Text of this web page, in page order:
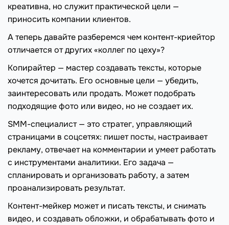
креативна, но служит практической цели —
приносить компании клиентов.
А теперь давайте разберемся чем контент-криейтор
отличается от других «коллег по цеху»?
Копирайтер — мастер создавать тексты, которые
хочется дочитать. Его основные цели — убедить,
заинтересовать или продать. Может подобрать
подходящие фото или видео, но не создает их.
SMM-специалист — это стратег, управляющий
страницами в соцсетях: пишет посты, настраивает
рекламу, отвечает на комментарии и умеет работать
с инструментами аналитики. Его задача —
спланировать и организовать работу, а затем
проанализировать результат.
Контент-мейкер может и писать тексты, и снимать
видео, и создавать обложки, и обрабатывать фото и